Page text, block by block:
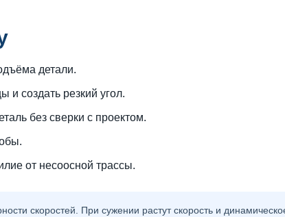
детали.
и создать резкий угол.
без сверки с проектом.
от несоосной трассы.
скоростей. При сужении растут скорость и